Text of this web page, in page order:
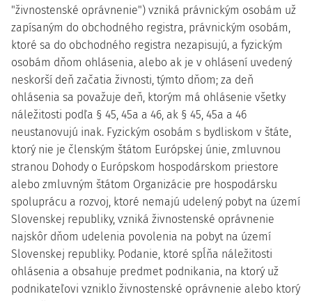
"živnostenské oprávnenie") vzniká právnickým osobám už
zapísaným do obchodného registra, právnickým osobám,
ktoré sa do obchodného registra nezapisujú, a fyzickým
osobám dňom ohlásenia, alebo ak je v ohlásení uvedený
neskorší deň začatia živnosti, týmto dňom; za deň
ohlásenia sa považuje deň, ktorým má ohlásenie všetky
náležitosti podľa § 45, 45a a 46, ak § 45, 45a a 46
neustanovujú inak. Fyzickým osobám s bydliskom v štáte,
ktorý nie je členským štátom Európskej únie, zmluvnou
stranou Dohody o Európskom hospodárskom priestore
alebo zmluvným štátom Organizácie pre hospodársku
spoluprácu a rozvoj, ktoré nemajú udelený pobyt na území
Slovenskej republiky, vzniká živnostenské oprávnenie
najskôr dňom udelenia povolenia na pobyt na území
Slovenskej republiky. Podanie, ktoré spĺňa náležitosti
ohlásenia a obsahuje predmet podnikania, na ktorý už
podnikateľovi vzniklo živnostenské oprávnenie alebo ktorý